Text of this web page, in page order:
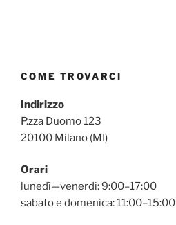
COME TROVARCI
Indirizzo
P.zza Duomo 123
20100 Milano (MI)
Orari
lunedì—venerdì: 9:00–17:00
sabato e domenica: 11:00–15:00